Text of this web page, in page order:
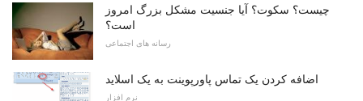
چیست؟ سکوت؟ آیا جنسیت مشکل بزرگ امروز
است؟
رسانه های اجتماعی
اضافه کردن یک تماس پاورپوینت به یک اسلاید
نرم افزار